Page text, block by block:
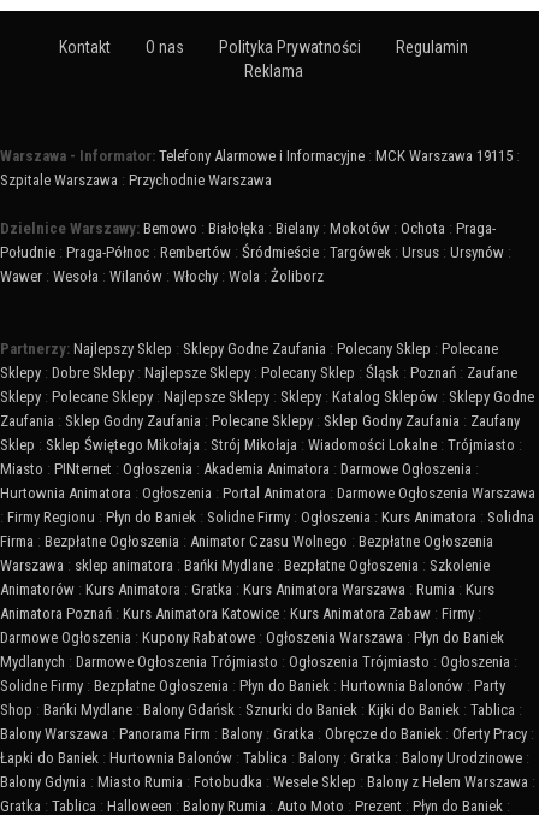
Kontakt O nas Polityka Prywatności
Regulamin
Reklama
Warszawa - Informator: Telefony Alarmowe i Informacyjne : MCK Warszawa 19115 :
Szpitale Warszawa : Przychodnie Warszawa
Dzielnice Warszawy: Bemowo : Białołęka : Bielany : Mokotów : Ochota : Praga-
Południe : Praga-Północ : Rembertów : Śródmieście : Targówek : Ursus : Ursynów :
Wawer : Wesoła : Wilanów : Włochy : Wola : Żoliborz
Partnerzy: Najlepszy Sklep : Sklepy Godne Zaufania : Polecany Sklep : Polecane
Sklepy : Dobre Sklepy : Najlepsze Sklepy : Polecany Sklep : Śląsk : Poznań : Zaufane
Sklepy : Polecane Sklepy : Najlepsze Sklepy : Sklepy : Katalog Sklepów : Sklepy Godne
Zaufania : Sklep Godny Zaufania : Polecane Sklepy : Sklep Godny Zaufania : Zaufany
Sklep : Sklep Świętego Mikołaja : Strój Mikołaja : Wiadomości Lokalne : Trójmiasto :
Miasto : PINternet : Ogłoszenia : Akademia Animatora : Darmowe Ogłoszenia :
Hurtownia Animatora : Ogłoszenia : Portal Animatora : Darmowe Ogłoszenia Warszawa
: Firmy Regionu : Płyn do Baniek : Solidne Firmy : Ogłoszenia : Kurs Animatora : Solidna
Firma : Bezpłatne Ogłoszenia : Animator Czasu Wolnego : Bezpłatne Ogłoszenia
Warszawa : sklep animatora : Bańki Mydlane : Bezpłatne Ogłoszenia : Szkolenie
Animatorów : Kurs Animatora : Gratka : Kurs Animatora Warszawa : Rumia : Kurs
Animatora Poznań : Kurs Animatora Katowice : Kurs Animatora Zabaw : Firmy :
Darmowe Ogłoszenia : Kupony Rabatowe : Ogłoszenia Warszawa : Płyn do Baniek
Mydlanych : Darmowe Ogłoszenia Trójmiasto : Ogłoszenia Trójmiasto : Ogłoszenia :
Solidne Firmy : Bezpłatne Ogłoszenia : Płyn do Baniek : Hurtownia Balonów : Party
Shop : Bańki Mydlane : Balony Gdańsk : Sznurki do Baniek : Kijki do Baniek : Tablica :
Balony Warszawa : Panorama Firm : Balony : Gratka : Obręcze do Baniek : Oferty Pracy :
Łapki do Baniek : Hurtownia Balonów : Tablica : Balony : Gratka : Balony Urodzinowe :
Balony Gdynia : Miasto Rumia : Fotobudka : Wesele Sklep : Balony z Helem Warszawa :
Gratka : Tablica : Halloween : Balony Rumia : Auto Moto : Prezent : Płyn do Baniek :